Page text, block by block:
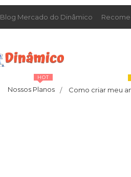
Blog Mercado do Dinâmico
Nossos Planos /
HOT
Como criar meu